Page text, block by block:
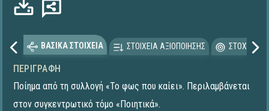
ΒΑΣΙΚΑ ΣΤΟΙΧΕΙΑ ΣΤΟΙΧΕΙΑ ΑΞΙΟΠΟΙΗΣΗΣ
ΠΕΡΙΓΡΑΦΉ
Ποίημα από τη συλλογή «Το φως που καίει». Περιλαμβάνεται
στον συγκεντρωτικό τόμο «Ποιητικά».